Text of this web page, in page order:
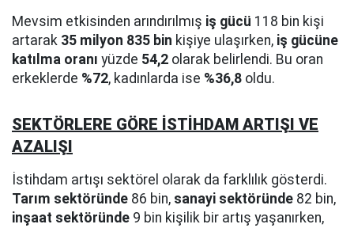
Mevsim etkisinden arındırılmış iş gücü 118 bin kişi
artarak 35 milyon 835 bin kişiye ulaşırken, iş gücüne
katılma oranı yüzde 54,2 olarak belirlendi. Bu oran
erkeklerde %72, kadınlarda ise %36,8 oldu.
SEKTÖRLERE GÖRE İSTİHDAM ARTIŞI VE
AZALIŞI
İstihdam artışı sektörel olarak da farklılık gösterdi.
Tarım sektöründe 86 bin, sanayi sektöründe 82 bin,
inşaat sektöründe 9 bin kişilik bir artış yaşanırken,